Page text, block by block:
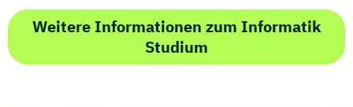
Weitere Informationen zum Informatik
Studium